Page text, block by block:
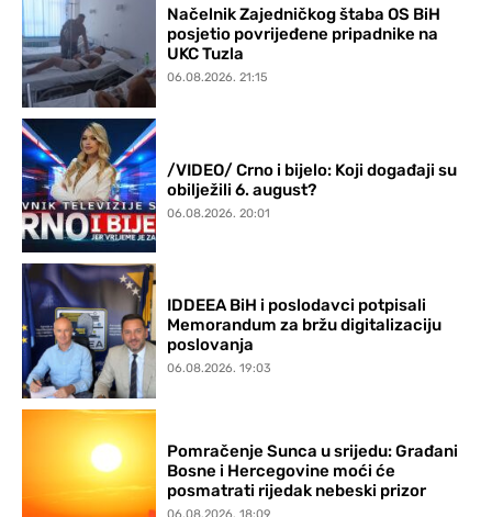
Načelnik Zajedničkog štaba OS BiH
posjetio povrijeđene pripadnike na
UKC Tuzla
06.08.2026. 21:15
/VIDEO/ Crno i bijelo: Koji događaji su
obilježili 6. august?
06.08.2026. 20:01
IDDEEA BiH i poslodavci potpisali
Memorandum za bržu digitalizaciju
poslovanja
06.08.2026. 19:03
Pomračenje Sunca u srijedu: Građani
Bosne i Hercegovine moći će
posmatrati rijedak nebeski prizor
06.08.2026. 18:09